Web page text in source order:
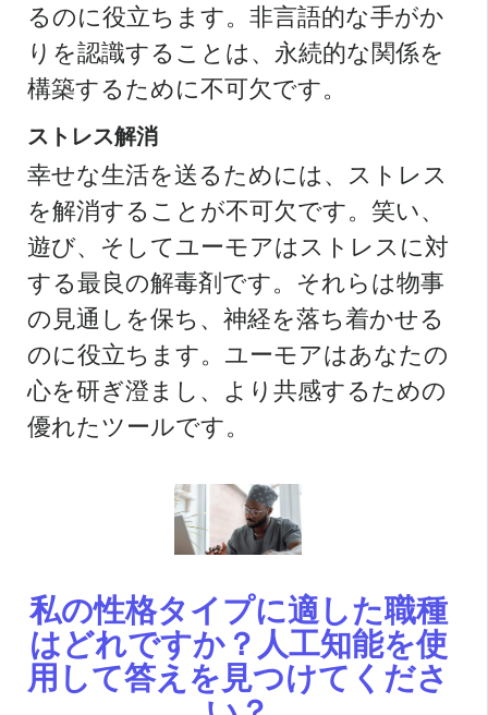
るのに役立ちます。非言語的な手がか
りを認識することは、永続的な関係を
構築するために不可欠です。
ストレス解消
幸せな生活を送るためには、ストレス
を解消することが不可欠です。笑い、
遊び、そしてユーモアはストレスに対
する最良の解毒剤です。それらは物事
の見通しを保ち、神経を落ち着かせる
のに役立ちます。ユーモアはあなたの
心を研ぎ澄まし、より共感するための
優れたツールです。
私の性格タイプに適した職種
はどれですか？人工知能を使
用して答えを見つけてくださ